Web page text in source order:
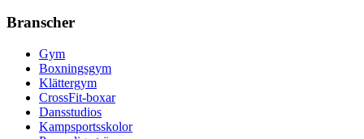
Branscher
Gym
Boxningsgym
Klättergym
CrossFit-boxar
Dansstudios
Kampsportsskolor